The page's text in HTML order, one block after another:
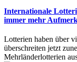
Internationale
immer mehr
Lotterien haben über
überschreiten jetzt
Mehrländerlotterien